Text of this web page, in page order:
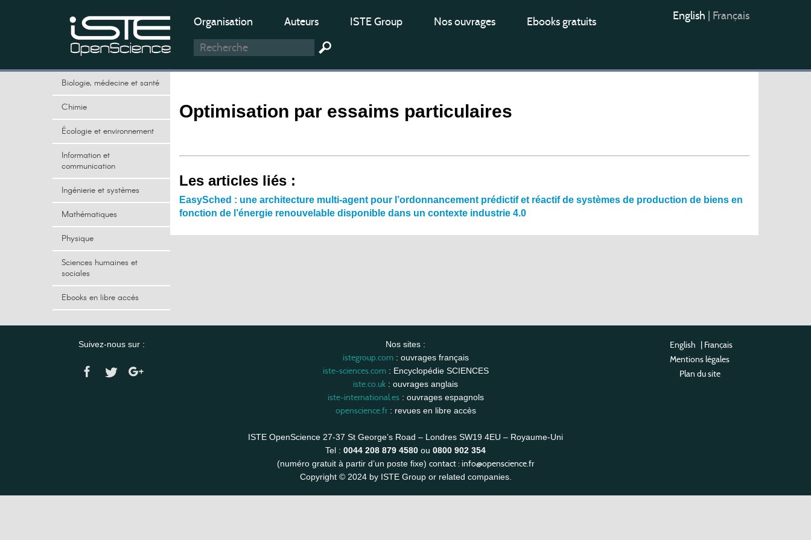
Organisation Auteurs ISTE Group Nos ouvrages Ebooks gratuits English Français
Biologie, médecine et santé
Chimie
Écologie et environnement
Information et
communication
Ingénierie et systèmes
Mathématiques
Physique
Sciences humaines et
sociales
Ebooks en libre accès
Optimisation par essaims particulaires
Les articles liés :
EasySched : une architecture multi-agent pour l’ordonnancement prédictif et réactif de systèmes de production de biens en
fonction de l’énergie renouvelable disponible dans un contexte industrie 4.0
Suivez-nous sur : Nos sites :
istegroup.com: ouvrages français
iste-sciences.com: Encyclopédie SCIENCES
iste.co.uk : ouvrages anglais
iste-international.es: ouvrages espagnols
openscience.fr: revues en libre accès
ISTE OpenScience 27-37 St George’s Road – Londres SW19 4EU – Royaume-Uni
Tel : 0044 208 879 4580 ou 0800 902 354
(numéro gratuit à partir d’un poste fixe) contact : info@openscience.fr
Copyright © 2024 by ISTE Group or related companies.
English | Français
Mentions légales
Plan du site